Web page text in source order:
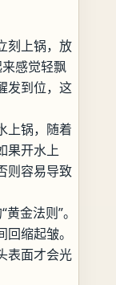
刻上锅，放
感觉轻飘
发到位，这
上锅，随着
果开水上
则容易导致
金法则”。
缩起皱。
表面才会光